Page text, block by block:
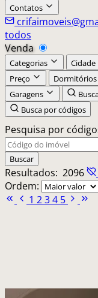
Contatos
todos
Venda
Categorias Cidade
Preço
Dormitórios
Garagens
Busca por códigos
Pesquisa por
Buscar
Resultados: 2096
Ordem:
1 234 5